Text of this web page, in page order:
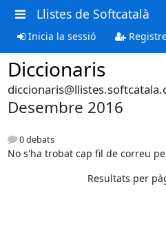
Llistes de Softcatalà
Inicia la sessió
Diccionaris
Desembre 2016
0 debats
No s'ha trobat cap fil de correu
Resultats per